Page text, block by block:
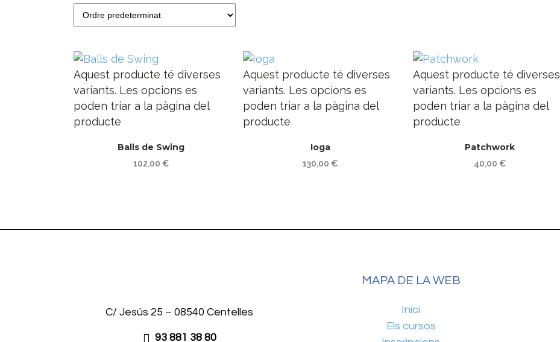
Aquest producte té diverses
variants. Les opcions es
poden triar a la pàgina del
producte
Balls de Swing
102,00 €
Aquest producte té diverses
variants. Les opcions es
poden triar a la pàgina del
producte
Ioga
130,00 €
Aquest producte té diverses
variants. Les opcions es
poden triar a la pàgina del
producte
Patchwork
40,00 €
C/ Jesús 25 – 08540 Centelles
93 881 38 80
MAPA DE LA WEB
Inici
Els cursos